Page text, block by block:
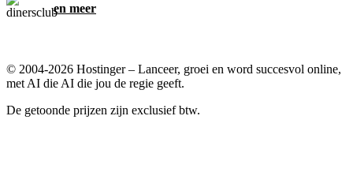
en meer
© 2004-2026 Hostinger – Lanceer, groei en word succesvol online,
met AI die AI die jou de regie geeft.
De getoonde prijzen zijn exclusief btw.